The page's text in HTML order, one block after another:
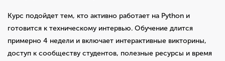
Курс подойдет тем, кто активно работает на Python и
готовится к техническому интервью. Обучение длится
примерно 4 недели и включает интерактивные викторины,
доступ к сообществу студентов, полезные ресурсы и время